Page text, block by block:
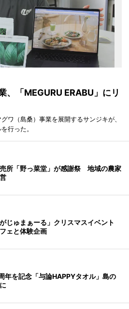
、「MEGURU ERABU」にリ
ワ（島桑）事業を展開するサンジキが、
行った。
所「野っ菜堂」が感謝祭 地域の農家
じゅまぁーる」クリスマスイベント
ェと体験企画
年を記念「与論HAPPYタオル」島の